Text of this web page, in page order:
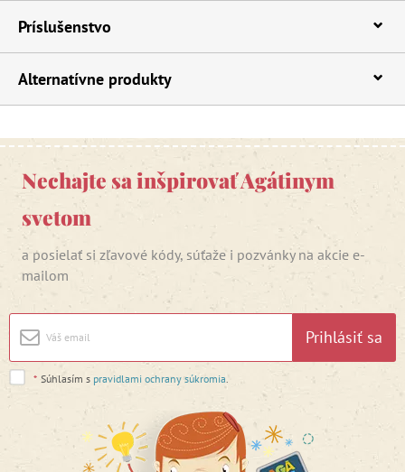
Príslušenstvo
Alternatívne produkty
Nechajte sa inšpirovať Agátinym
svetom
a posielať si zľavové kódy, súťaže i pozvánky na akcie e-
mailom
Prihlásiť sa
* Súhlasím s pravidlami ochrany súkromia